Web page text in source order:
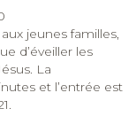
jeunes familles,
d’éveiller les
La
et l’entrée est